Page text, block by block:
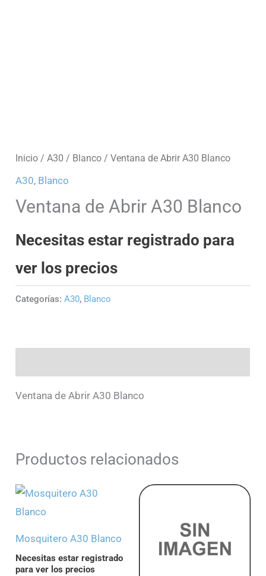
Inicio /A30 / Blanco / Ventana de Abrir A30 Blanco
A30, Blanco
Ventana de Abrir A30 Blanco
Necesitas estar registrado para
ver los precios
Categorías:A30, Blanco
Ventana de Abrir A30 Blanco
Productos relacionados
Mosquitero A30 Blanco
Necesitas estar registrado
para ver los precios